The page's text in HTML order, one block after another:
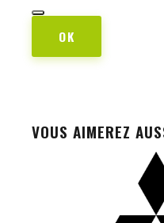
OK
VOUS AIMEREZ